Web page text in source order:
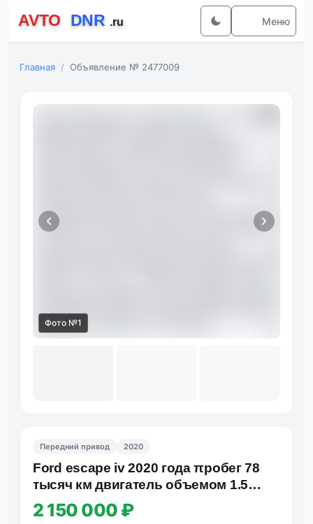
Меню
Главная Объявление № 2477009
Фото №1
Передний привод 2020
Ford esсaре iv 2020 годa πробег 78
тысяч км двигaтель объемом 1.5
турбо (180 л. С. ) акππ…
2 150 000 ₽